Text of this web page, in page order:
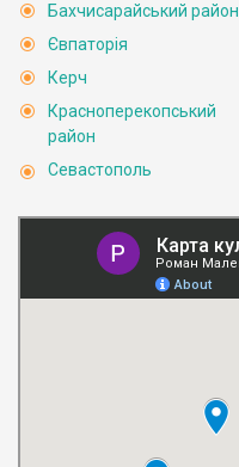
Бахчисарайський район
Євпаторія
Керч
Красноперекопський
район
Севастополь